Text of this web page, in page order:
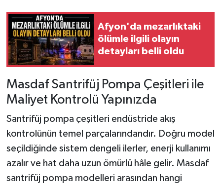
Afyon'da mezarlıktaki
ölümle ilgili olayın
detayları belli oldu
Masdaf Santrifüj Pompa Çeşitleri ile
Maliyet Kontrolü Yapınızda
Santrifüj pompa çeşitleri endüstride akış
kontrolünün temel parçalarındandır. Doğru model
seçildiğinde sistem dengeli ilerler, enerji kullanımı
azalır ve hat daha uzun ömürlü hâle gelir. Masdaf
santrifüj pompa modelleri arasından hangi